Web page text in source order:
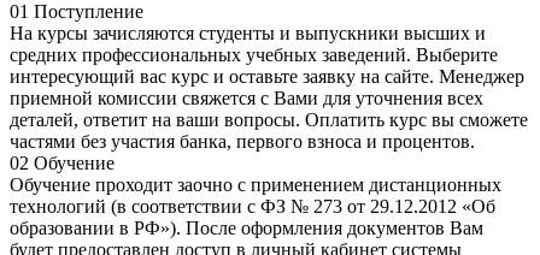
01 Поступление
На курсы зачисляются студенты и выпускники высших и
средних профессиональных учебных заведений. Выберите
интересующий вас курс и оставьте заявку на сайте. Менеджер
приемной комиссии свяжется с Вами для уточнения всех
деталей, ответит на ваши вопросы. Оплатить курс вы сможете
частями без участия банка, первого взноса и процентов.
02 Обучение
Обучение проходит заочно с применением дистанционных
технологий (в соответствии с ФЗ № 273 от 29.12.2012 «Об
образовании в РФ»). После оформления документов Вам
будет предоставлен доступ в личный кабинет системы